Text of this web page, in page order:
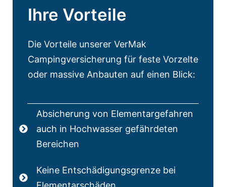
Ihre Vorteile
Die Vorteile unserer VerMak
Campingversicherung für feste Vorzelte
oder massive Anbauten auf einen Blick:
Absicherung von Elementargefahren
auch in Hochwasser gefährdeten
Bereichen
Keine Entschädigungsgrenze bei